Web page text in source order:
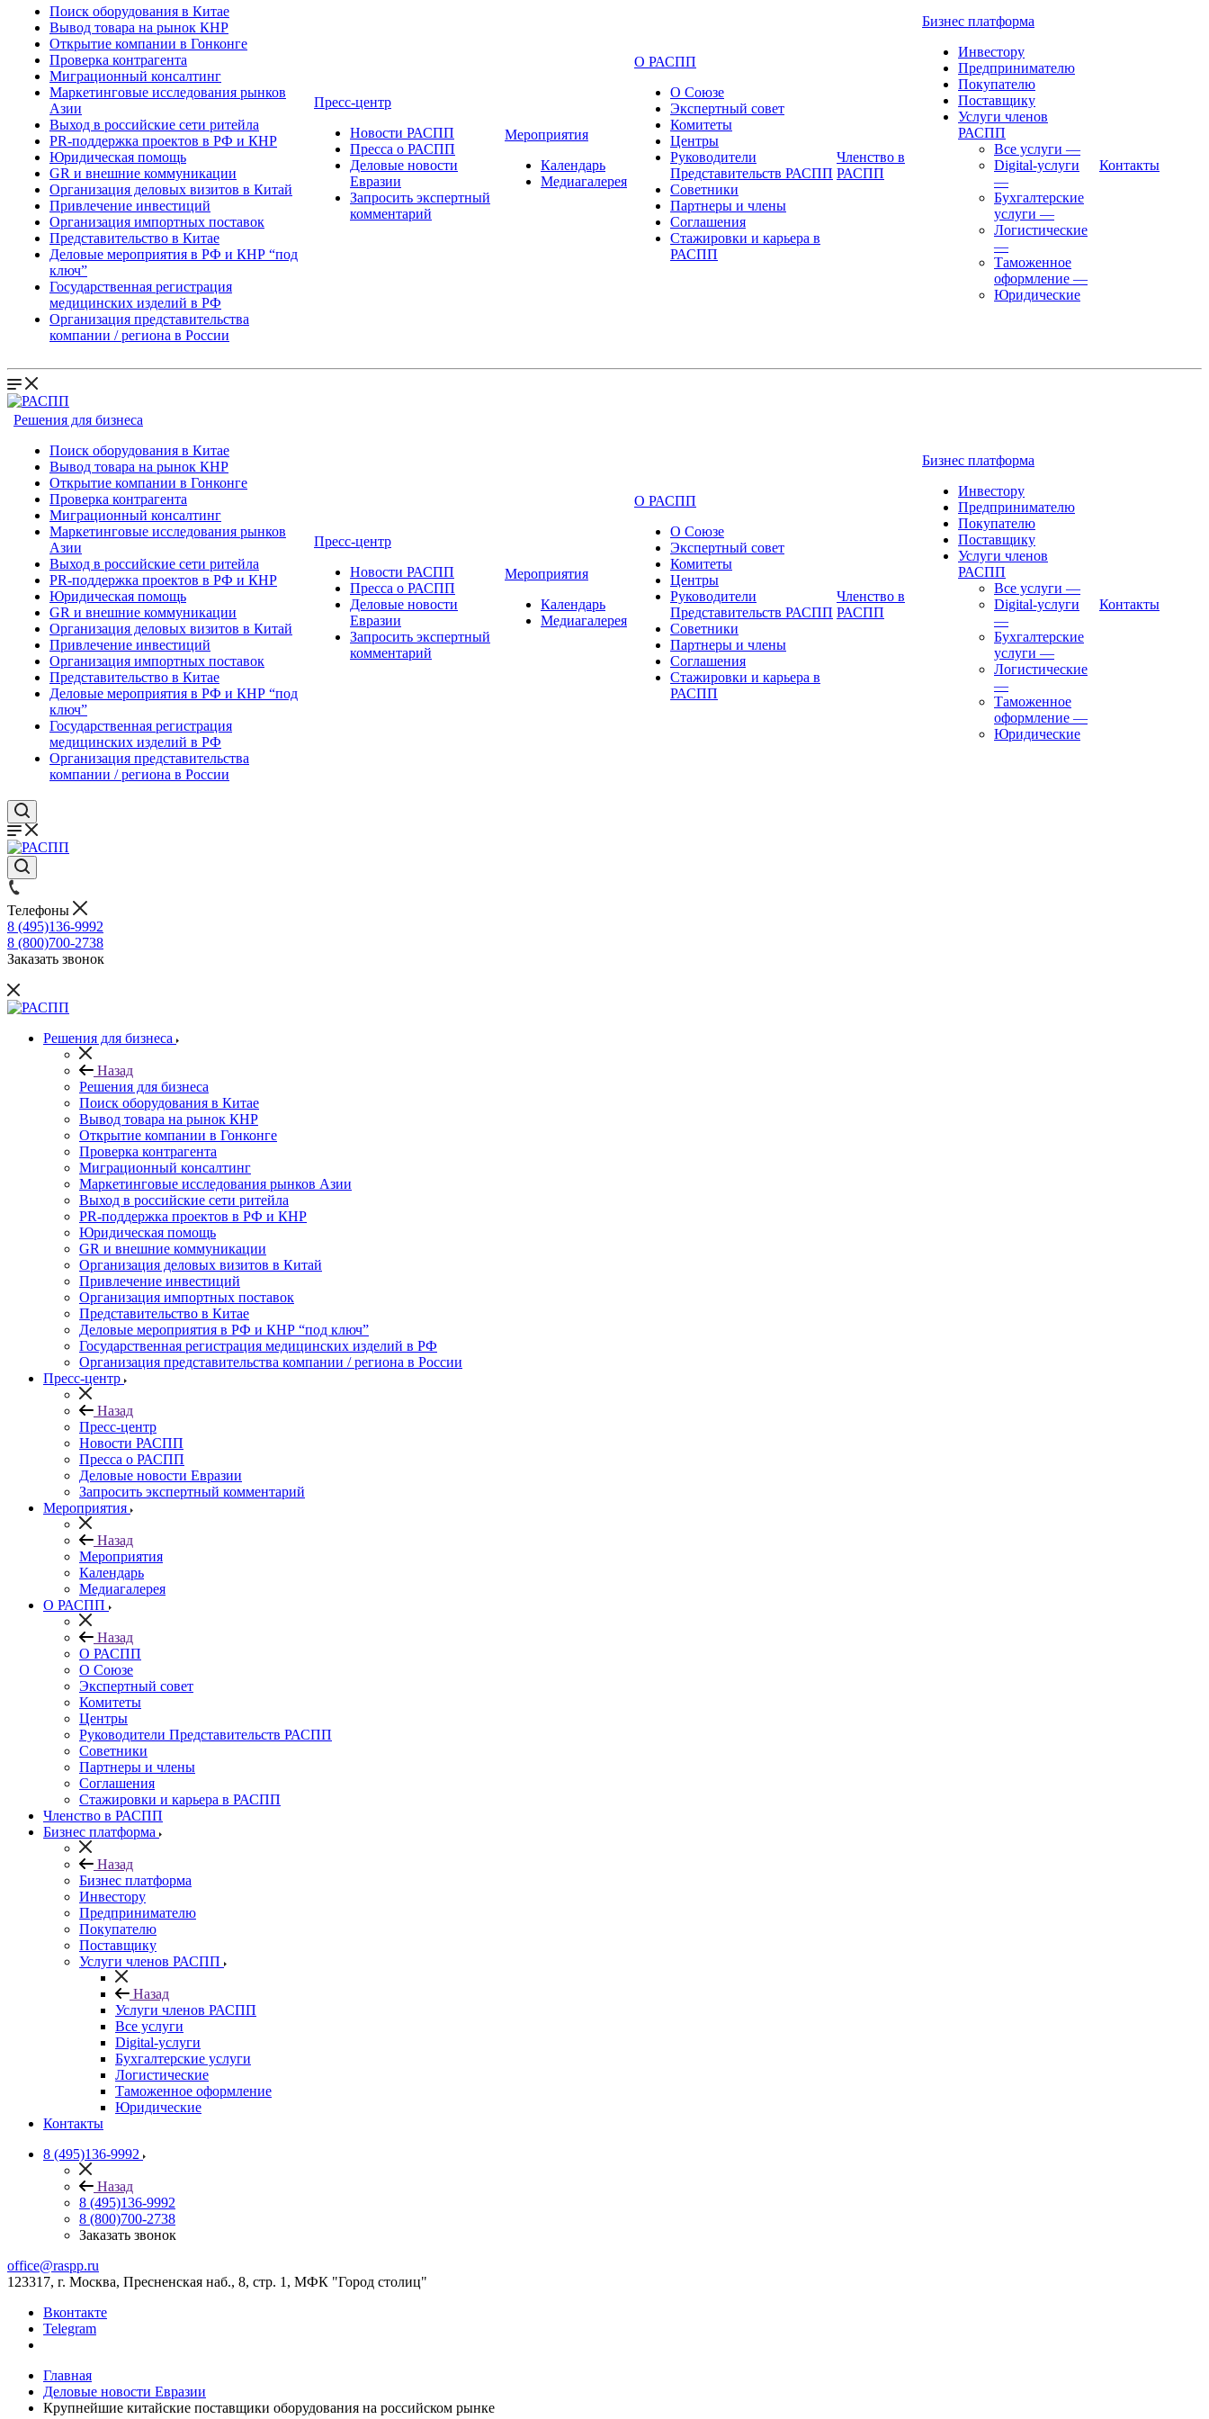
Поиск оборудования в Китае
Вывод товара на рынок КНР
Открытие компании в Гонконге
Проверка контрагента
Миграционный консалтинг
Маркетинговые исследования рынков
Азии
Выход в российские сети ритейла
PR-поддержка проектов в РФ и КНР
Юридическая помощь
GR и внешние коммуникации
Организация деловых визитов в Китай
Привлечение инвестиций
Организация импортных поставок
Представительство в Китае
Деловые мероприятия в РФ и КНР “под
ключ”
Государственная регистрация
медицинских изделий в РФ
Организация представительства
компании / региона в России
Пресс-центр
Новости РАСПП
Пресса о РАСПП
Деловые новости
Евразии
Запросить экспертный
комментарий
Мероприятия
Календарь
Медиагалерея
О РАСПП
О Союзе
Экспертный совет
Комитеты
Центры
Руководители
Представительств РАСПП
Советники
Партнеры и члены
Соглашения
Стажировки и карьера в
РАСПП
Членство в
РАСПП
Бизнес платформа
Инвестору
Предпринимателю
Покупателю
Поставщику
Услуги членов
РАСПП
Все услуги —
Digital-услуги
—
Бухгалтерские
услуги —
Логистические
—
Таможенное
оформление —
Юридические
Контакты
Решения для бизнеса
Поиск оборудования в Китае
Вывод товара на рынок КНР
Открытие компании в Гонконге
Проверка контрагента
Миграционный консалтинг
Маркетинговые исследования рынков
Азии
Выход в российские сети ритейла
PR-поддержка проектов в РФ и КНР
Юридическая помощь
GR и внешние коммуникации
Организация деловых визитов в Китай
Привлечение инвестиций
Организация импортных поставок
Представительство в Китае
Деловые мероприятия в РФ и КНР “под
ключ”
Государственная регистрация
медицинских изделий в РФ
Организация представительства
компании / региона в России
Пресс-центр
Новости РАСПП
Пресса о РАСПП
Деловые новости
Евразии
Запросить экспертный
комментарий
Мероприятия
Календарь
Медиагалерея
О РАСПП
О Союзе
Экспертный совет
Комитеты
Центры
Руководители
Представительств РАСПП
Советники
Партнеры и члены
Соглашения
Стажировки и карьера в
РАСПП
Членство в
РАСПП
Бизнес платформа
Инвестору
Предпринимателю
Покупателю
Поставщику
Услуги членов
РАСПП
Все услуги —
Digital-услуги
—
Бухгалтерские
услуги —
Логистические
—
Таможенное
оформление —
Юридические
Контакты
Телефоны
8 (495)136-9992
8 (800)700-2738
Заказать звонок
Решения для бизнеса
Назад
Решения для бизнеса
Поиск оборудования в Китае
Вывод товара на рынок КНР
Открытие компании в Гонконге
Проверка контрагента
Миграционный консалтинг
Маркетинговые исследования рынков Азии
Выход в российские сети ритейла
PR-поддержка проектов в РФ и КНР
Юридическая помощь
GR и внешние коммуникации
Организация деловых визитов в Китай
Привлечение инвестиций
Организация импортных поставок
Представительство в Китае
Деловые мероприятия в РФ и КНР “под ключ”
Государственная регистрация медицинских изделий в РФ
Организация представительства компании / региона в России
Пресс-центр
Назад
Пресс-центр
Новости РАСПП
Пресса о РАСПП
Деловые новости Евразии
Запросить экспертный комментарий
Мероприятия
Назад
Мероприятия
Календарь
Медиагалерея
О РАСПП
Назад
О РАСПП
О Союзе
Экспертный совет
Комитеты
Центры
Руководители Представительств РАСПП
Советники
Партнеры и члены
Соглашения
Стажировки и карьера в РАСПП
Членство в РАСПП
Бизнес платформа
Назад
Бизнес платформа
Инвестору
Предпринимателю
Покупателю
Поставщику
Услуги членов РАСПП
Назад
Услуги членов РАСПП
Все услуги
Digital-услуги
Бухгалтерские услуги
Логистические
Таможенное оформление
Юридические
Контакты
8 (495)136-9992
Назад
8 (495)136-9992
8 (800)700-2738
Заказать звонок
office@raspp.ru
123317, г. Москва, Пресненская наб., 8, стр. 1, МФК "Город столиц"
Вконтакте
Telegram
Главная
Деловые новости Евразии
Крупнейшие китайские поставщики оборудования на российском рынке